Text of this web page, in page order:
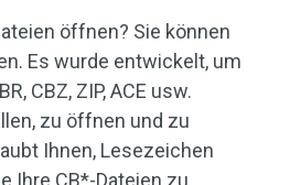
öffnen? Sie können
Es wurde entwickelt, um
CBZ, ZIP, ACE usw.
zu öffnen und zu
Ihnen, Lesezeichen
Ihre CB*-Dateien zu